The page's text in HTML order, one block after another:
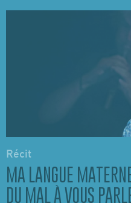
Récit
MA LANGUE
DU MAL À VOUS